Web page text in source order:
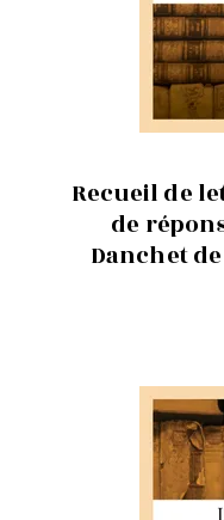
Recueil de
de
Danchet